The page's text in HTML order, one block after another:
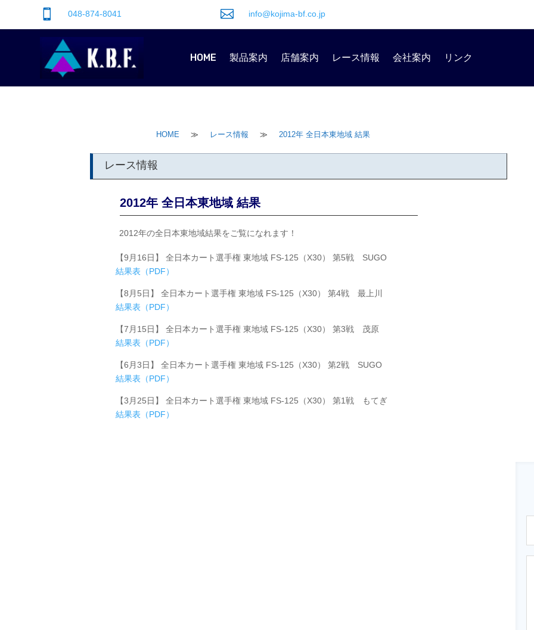
 048-874-8041  info@kojima-bf.co.jp
HOME 製品案内 店舗案内 レース情報 会社案内 リンク
HOME ≫ レース情報 ≫ 2012年 全日本東地域 結果
レース情報
2012年 全日本東地域 結果
2012年の全日本東地域結果をご覧になれます！
【9月16日】 全日本カート選手権 東地域 FS-125（X30） 第5戦 SUGO
結果表（PDF）
【8月5日】 全日本カート選手権 東地域 FS-125（X30） 第4戦 最上川
結果表（PDF）
【7月15日】 全日本カート選手権 東地域 FS-125（X30） 第3戦 茂原
結果表（PDF）
【6月3日】 全日本カート選手権 東地域 FS-125（X30） 第2戦 SUGO
結果表（PDF）
【3月25日】 全日本カート選手権 東地域 FS-125（X30） 第1戦 もてぎ
結果表（PDF）